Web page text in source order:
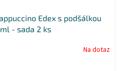
Edex s podšálkou
- sada 2 ks
Na dotaz